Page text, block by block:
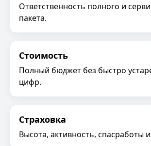
Ответственность полного и
пакета.
Стоимость
Полный бюджет без быстро
цифр.
Страховка
Высота, активность, спасработы